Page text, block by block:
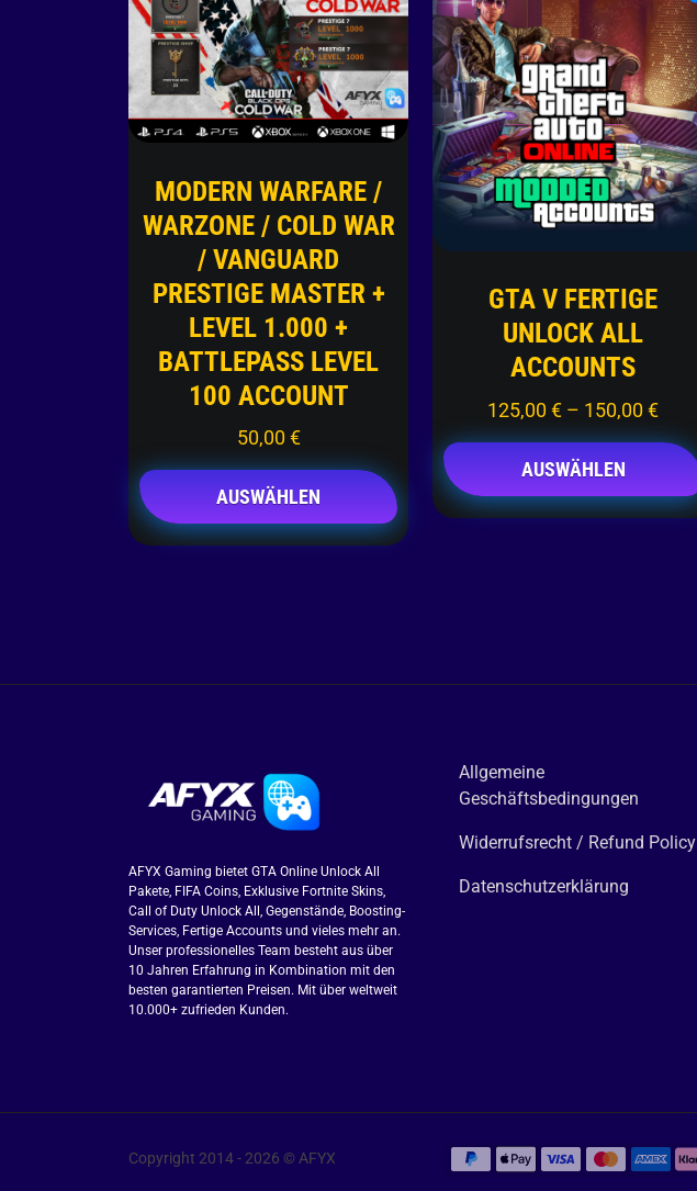
MODERN WARFARE /
WARZONE / COLD WAR
/ VANGUARD
PRESTIGE MASTER +
LEVEL 1.000 +
BATTLEPASS LEVEL
100 ACCOUNT
50,00 €
AUSWÄHLEN
GTA V FERTIGE
UNLOCK ALL
ACCOUNTS
125,00€ – 150,00€
AUSWÄHLEN
AFYX Gaming bietet GTA Online Unlock All
Pakete, FIFA Coins, Exklusive Fortnite Skins,
Call of Duty Unlock All, Gegenstände, Boosting-
Services, Fertige Accounts und vieles mehr an.
Unser professionelles Team besteht aus über
10 Jahren Erfahrung in Kombination mit den
besten garantierten Preisen. Mit über weltweit
10.000+ zufrieden Kunden.
Allgemeine
Geschäftsbedingungen
Widerrufsrecht / Refund Policy
Datenschutzerklärung
Copyright 2014 - 2026 © AFYX